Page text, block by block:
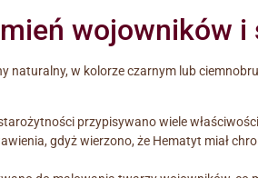
wojowników i
naturalny, w kolorze czarnym lub
przypisywano wiele
gdyż wierzono, że Hematyt miał